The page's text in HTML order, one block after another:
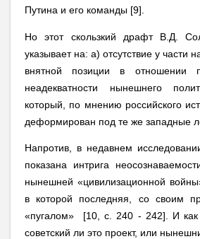
Путина и его команды [9].
Но этот скользкий драфт В.Д.
указывает на: а) отсутствие у части
внятной позиции в отношении
неадекватности нынешнего
который, по мнению российского
деформирован под те же западные
Напротив, в недавнем
показана интрига
нынешней «цивилизационной
в которой последняя, со своим
«пугалом» [10, с. 240 - 242]. И как
советский ли это проект, или